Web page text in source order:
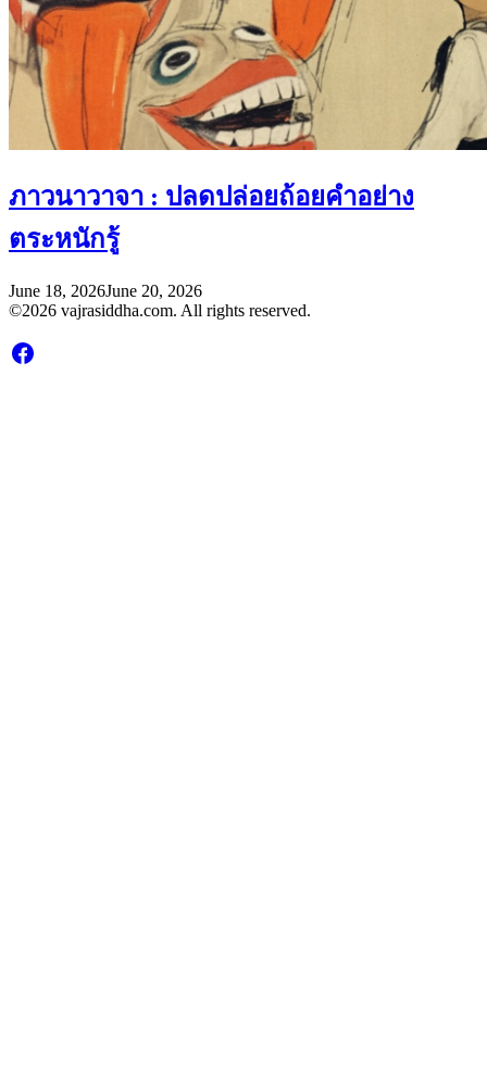
ภาวนาวาจา : ปลดปล่อยถ้อยคำอย่าง
ตระหนักรู้
June 18, 2026June 20, 2026
©2026 vajrasiddha.com. All rights reserved.